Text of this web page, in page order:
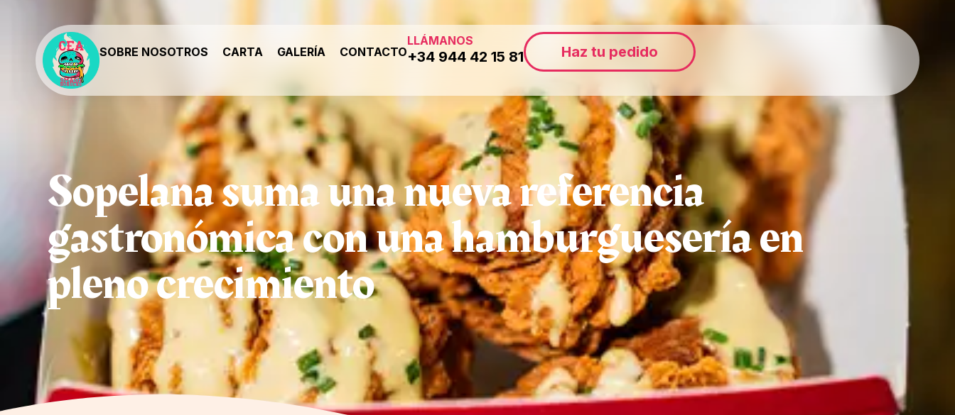
SOBRE NOSOTROS CARTA GALERÍA CONTACTO
LLÁMANOS
+34 944 42 15 81 Haz tu pedido
Sopelana suma una nueva referencia
gastronómica con una hamburguesería en
pleno crecimiento